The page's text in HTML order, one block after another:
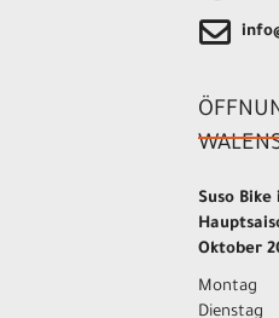
Suso
Oktober
Montag
Dienstag